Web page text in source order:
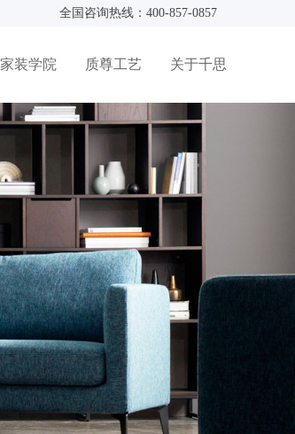
全国咨询热线：400-857-0857
家装学院 质尊工艺 关于千思